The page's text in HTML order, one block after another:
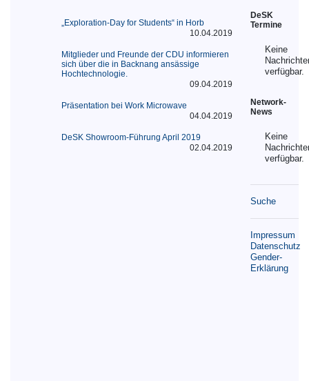
„Exploration-Day for Students“ in Horb
10.04.2019
Mitglieder und Freunde der CDU informieren
sich über die in Backnang ansässige
Hochtechnologie.
09.04.2019
Präsentation bei Work Microwave
04.04.2019
DeSK Showroom-Führung April 2019
02.04.2019
DeSK
Termine
Keine
verfügbar.
Network-
News
Keine
verfügbar.
Suche
Impressum
Datenschutz
Gender-
Erklärung